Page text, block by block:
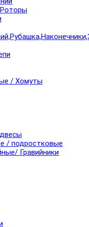
/ Хомуты
/ подростковые
Гравийники